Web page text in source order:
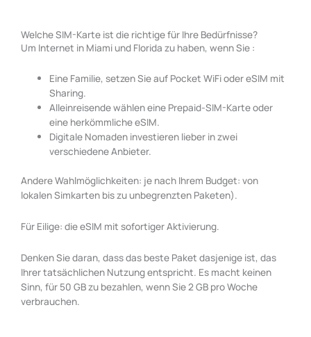
Welche SIM-Karte ist die richtige für Ihre Bedürfnisse?
Um Internet in Miami und Florida zu haben, wenn Sie :
Eine Familie, setzen Sie auf Pocket WiFi oder eSIM mit
Sharing.
Alleinreisende wählen eine Prepaid-SIM-Karte oder
eine herkömmliche eSIM.
Digitale Nomaden investieren lieber in zwei
verschiedene Anbieter.
Andere Wahlmöglichkeiten: je nach Ihrem Budget: von
lokalen Simkarten bis zu unbegrenzten Paketen).
Für Eilige: die eSIM mit sofortiger Aktivierung.
Denken Sie daran, dass das beste Paket dasjenige ist, das
Ihrer tatsächlichen Nutzung entspricht. Es macht keinen
Sinn, für 50 GB zu bezahlen, wenn Sie 2 GB pro Woche
verbrauchen.